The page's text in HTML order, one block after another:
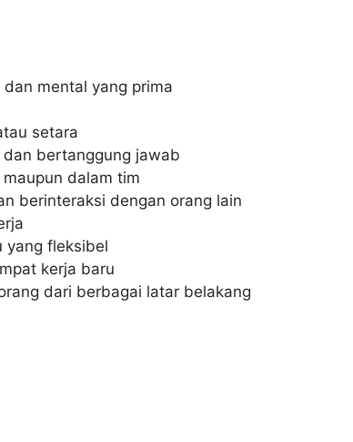
mental yang prima
setara
bertanggung jawab
dalam tim
berinteraksi dengan orang lain
fleksibel
kerja baru
dari berbagai latar belakang